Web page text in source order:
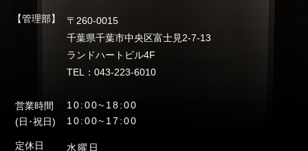
【管理部】
〒260-0015
千葉県千葉市中央区富士見2-7-13
ランドハートビル4F
TEL：043-223-6010
営業時間
10:00~18:00
(日･祝日)
10:00~17:00
定休日
水曜日